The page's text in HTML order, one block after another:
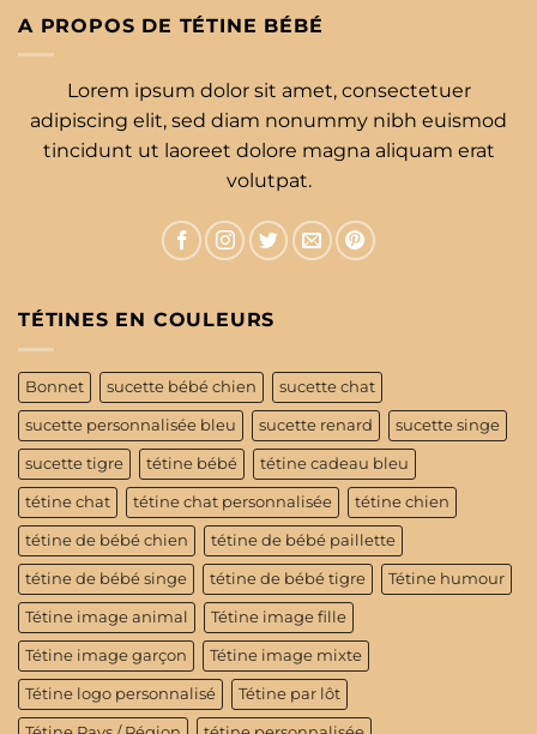
A PROPOS DE TÉTINE BÉBÉ
Lorem ipsum dolor sit amet, consectetuer
adipiscing elit, sed diam nonummy nibh euismod
tincidunt ut laoreet dolore magna aliquam erat
volutpat.
TÉTINES EN COULEURS
Bonnet sucette bébé chien sucette chat
sucette personnalisée bleu sucette renard sucette singe
sucette tigre tétine bébé tétine cadeau bleu
tétine chat tétine chat personnalisée tétine chien
tétine de bébé chien tétine de bébé paillette
tétine de bébé singe tétine de bébé tigre Tétine humour
Tétine image animal Tétine image fille
Tétine image garçon Tétine image mixte
Tétine logo personnalisé Tétine par lôt